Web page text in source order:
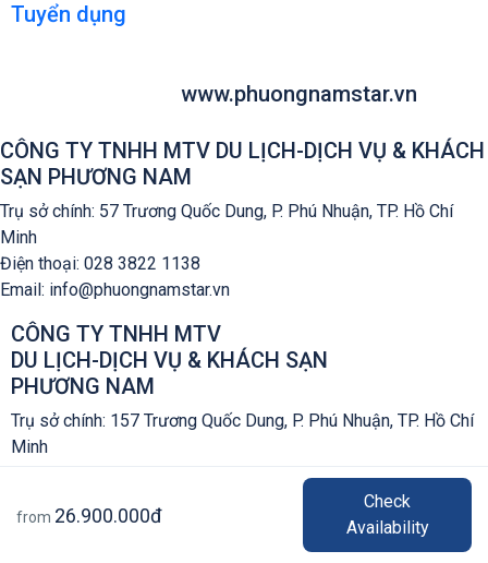
from 26.900.000đ
Check
Availability
Tuyển dụng
www.phuongnamstar.vn
CÔNG TY TNHH MTV DU LỊCH-DỊCH VỤ & KHÁCH
SẠN PHƯƠNG NAM
Trụ sở chính: 57 Trương Quốc Dung, P. Phú Nhuận, TP. Hồ Chí
Minh
Điện thoại: 028 3822 1138
Email: info@phuongnamstar.vn
CÔNG TY TNHH MTV
DU LỊCH-DỊCH VỤ & KHÁCH SẠN
PHƯƠNG NAM
Trụ sở chính: 157 Trương Quốc Dung, P. Phú Nhuận, TP. Hồ Chí
Minh
Giấy phép LHQT số : 79-110/2014/TCDL-GP. Số ĐKKD: